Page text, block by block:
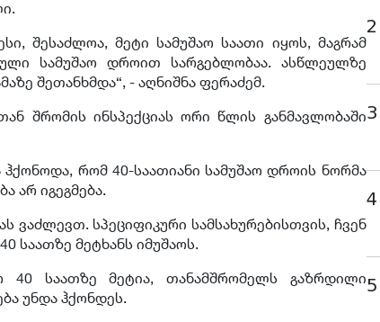
შესაძლოა, მეტი სამუშაო საათი იყოს, მაგრამ
სამუშაო დროით სარგებლობაა. ასწლეულზე
შეთანხმდა“, - აღნიშნა ფერაძემ.
შრომის ინსპექციას ორი წლის განმავლობაში
რომ 40-საათიანი სამუშაო დროის ნორმა
არ იგეგმება.
ვაძლევთ. სპეციფიკური სამსახურებისთვის, ჩვენ
საათზე მეტხანს იმუშაოს.
40 საათზე მეტია, თანამშრომელს გაზრდილი
უნდა ჰქონდეს.
2
3
4
5